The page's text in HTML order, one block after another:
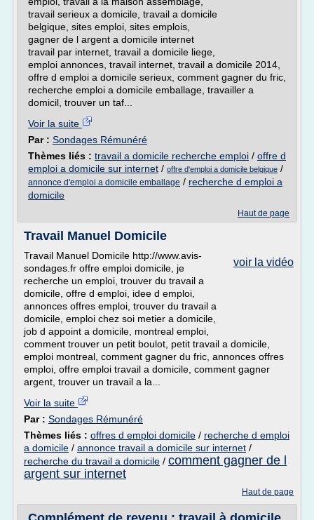
travail serieux a domicile, travail a domicile
belgique, sites emploi, sites emplois,
gagner de l argent a domicile internet
travail par internet, travail a domicile liege,
emploi annonces, travail internet, travail a domicile 2014,
offre d emploi a domicile serieux, comment gagner du fric,
recherche emploi a domicile emballage, travailler a
domicil, trouver un taf...
Voir la suite
Par : Sondages Rémunéré
Thèmes liés : travail a domicile recherche emploi / offre d
emploi a domicile sur internet / offre d'emploi a domicile belgique /
annonce d'emploi a domicile emballage / recherche d emploi a
domicile
Haut de page
Travail Manuel Domicile
voir la vidéo
Travail Manuel Domicile http://www.avis-
sondages.fr offre emploi domicile, je
recherche un emploi, trouver du travail a
domicile, offre d emploi, idee d emploi,
annonces offres emploi, trouver du travail a
domicile, emploi chez soi metier a domicile,
job d appoint a domicile, montreal emploi,
comment trouver un petit boulot, petit travail a domicile,
emploi montreal, comment gagner du fric, annonces offres
emploi, offre emploi travail a domicile, comment gagner
argent, trouver un travail a la...
Voir la suite
Par : Sondages Rémunéré
Thèmes liés : offres d emploi domicile / recherche d emploi
a domicile / annonce travail a domicile sur internet /
recherche du travail a domicile / comment gagner de l
argent sur internet
Haut de page